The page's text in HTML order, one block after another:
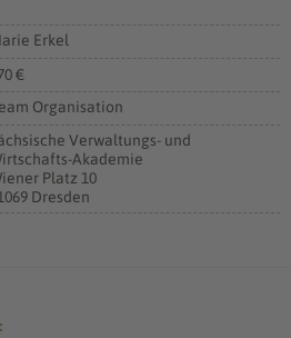
Erkel
€
Organisation
Verwaltungs- und
Akademie
Platz 10
Dresden